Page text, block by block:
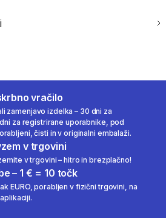
vračilo
zamenjavo izdelka – 30 dni za
za registrirane uporabnike, pod
čisti in v originalni embalaži.
v trgovini
v trgovini – hitro in brezplačno!
– 1 € = 10 točk
EURO, porabljen v fizični trgovini, na